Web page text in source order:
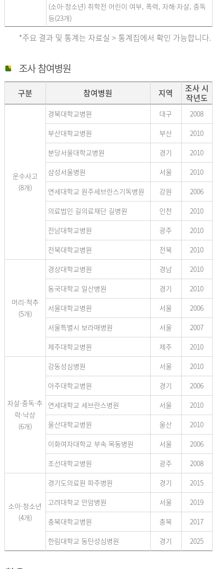
(소아·청소년) 취학전 어린이 여부, 폭력, 자해·자살, 중독
등(23개)
*주요 결과 및 통계는 자료실 > 통계집에서 확인 가능합니다.
조사 참여병원
구분 참여병원 지역
조사 시
작년도
운수사고
(8개)
경북대학교병원 대구
2008
부산대학교병원
부산
2010
분당서울대학교병원
경기
2010
삼성서울병원
서울
2010
연세대학교 원주세브란스기독병원
강원
2006
의료법인 길의료재단 길병원
인천
2010
전남대학교병원
광주
2010
전북대학교병원
전북 2010
머리·척추
(5개)
경상대학교병원 경남
2010
동국대학교 일산병원
경기
2010
서울대학교병원
서울
2006
서울특별시 보라매병원
서울
2007
제주대학교병원
제주 2010
자살·중독·추
락·낙상
(6개)
강동성심병원 서울
2010
아주대학교병원
경기
2006
연세대학교 세브란스병원
서울
2010
울산대학교병원
울산
2010
이화여자대학교 부속 목동병원
서울
2006
조선대학교병원
광주 2008
소아·청소년
(4개)
경기도의료원 파주병원 경기
2015
고려대학교 안암병원
서울
2019
충북대학교병원
충북
2017
한림대학교 동탄성심병원
경기 2025